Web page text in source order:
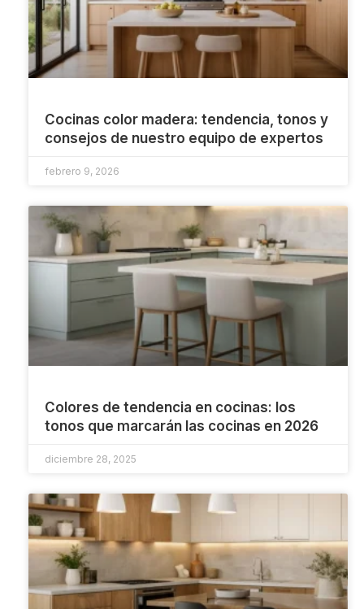
Cocinas color madera: tendencia, tonos y
consejos de nuestro equipo de expertos
febrero 9, 2026
Colores de tendencia en cocinas: los
tonos que marcarán las cocinas en 2026
diciembre 28, 2025